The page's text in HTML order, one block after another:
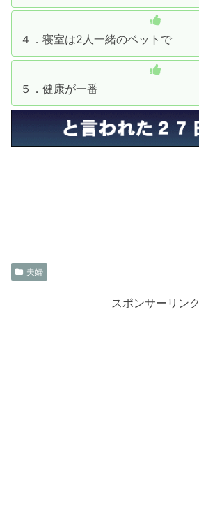
４．寝室は2人一緒のベットで
５．健康が一番
夫婦
スポンサーリンク